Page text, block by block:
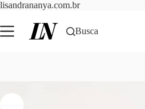
lisandrananya.com.brPular
o
conteúdo
Busca